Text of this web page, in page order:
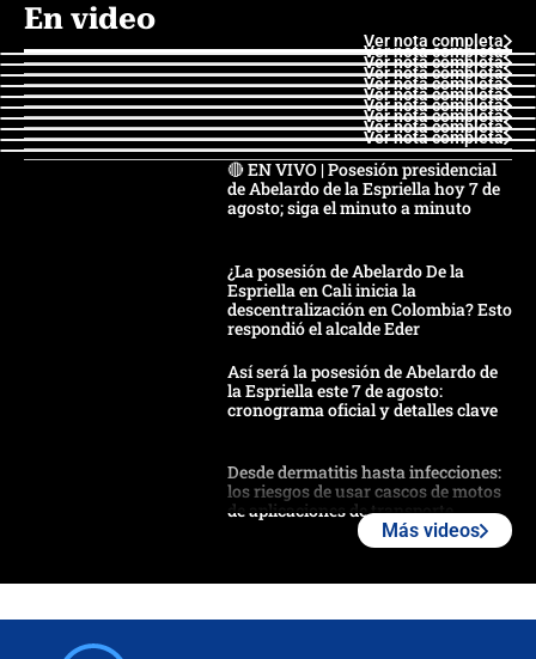
En video
Ver nota completa
Ver nota completa
Ver nota completa
Ver nota completa
Ver nota completa
Ver nota completa
Ver nota completa
Ver nota completa
Ver nota completa
Ver nota completa
🔴 EN VIVO | Posesión presidencial
de Abelardo de la Espriella hoy 7 de
agosto; siga el minuto a minuto
¿La posesión de Abelardo De la
Espriella en Cali inicia la
descentralización en Colombia? Esto
respondió el alcalde Eder
Así será la posesión de Abelardo de
la Espriella este 7 de agosto:
cronograma oficial y detalles clave
Desde dermatitis hasta infecciones:
los riesgos de usar cascos de motos
de aplicaciones de transporte
Más videos